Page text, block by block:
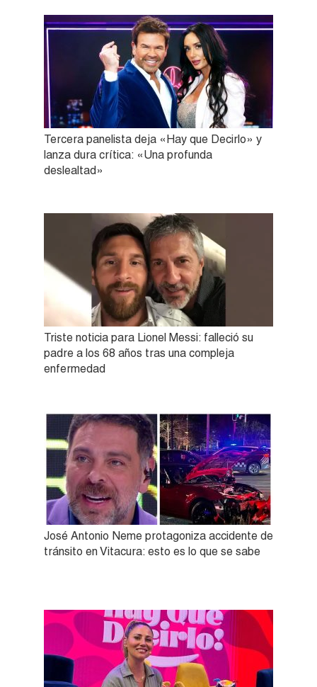
Tercera panelista deja «Hay que Decirlo» y
lanza dura crítica: «Una profunda
deslealtad»
Triste noticia para Lionel Messi: falleció su
padre a los 68 años tras una compleja
enfermedad
José Antonio Neme protagoniza accidente de
tránsito en Vitacura: esto es lo que se sabe